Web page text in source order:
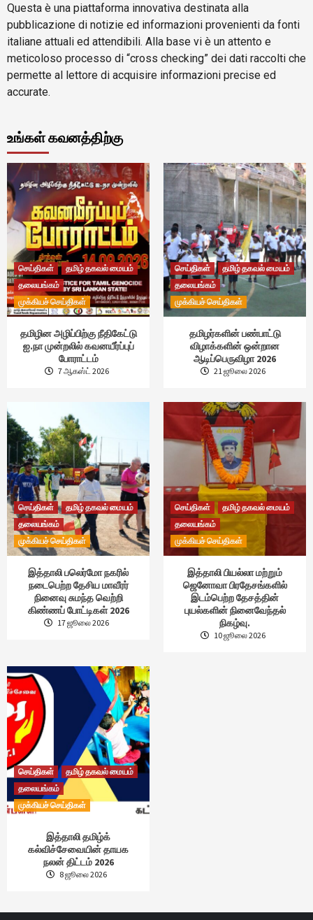
Questa è una piattaforma innovativa destinata alla
pubblicazione di notizie ed informazioni provenienti da fonti
italiane attuali ed attendibili. Alla base vi è un attento e
meticoloso processo di “cross checking” dei dati raccolti che
permette al lettore di acquisire informazioni precise ed
accurate.
உங்கள் கவனத்திற்கு
செய்திகள்
தமிழ் தகவல் மையம்
தலையங்கம்
முக்கியச் செய்திகள்
தமிழின அழிப்பிற்கு நீதிகேட்டு
ஐ.நா முன்றலில் கவனயீர்ப்புப்
போராட்டம்
7 ஆகஸ்ட் 2026
செய்திகள்
தமிழ் தகவல் மையம்
தலையங்கம்
முக்கியச் செய்திகள்
தமிழர்களின் பண்பாட்டு
விழாக்களின் ஒன்றான
ஆடிப்பெருவிழா 2026
21 ஜூலை 2026
செய்திகள்
தமிழ் தகவல் மையம்
தலையங்கம்
முக்கியச் செய்திகள்
இத்தாலி பலெர்மோ நகரில்
நடைபெற்ற தேசிய மாவீரர்
நினைவு சுமந்த வெற்றி
கிண்ணப் போட்டிகள் 2026
17 ஜூலை 2026
செய்திகள்
தமிழ் தகவல் மையம்
தலையங்கம்
முக்கியச் செய்திகள்
இத்தாலி பியல்லா மற்றும்
ஜெனோவா பிரதேசங்களில்
இடம்பெற்ற தேசத்தின்
புயல்களின் நினைவேந்தல்
நிகழ்வு.
10 ஜூலை 2026
செய்திகள்
தமிழ் தகவல் மையம்
தலையங்கம்
முக்கியச் செய்திகள்
இத்தாலி தமிழ்க்
கல்விச்சேவையின் தாயக
நலன் திட்டம் 2026
8 ஜூலை 2026